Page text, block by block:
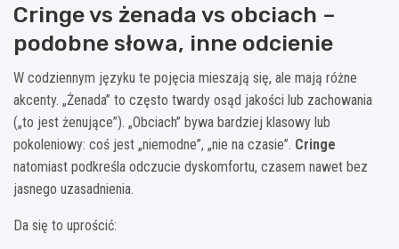
Cringe vs żenada vs obciach –
podobne słowa, inne odcienie
W codziennym języku te pojęcia mieszają się, ale mają różne
akcenty. „Żenada” to często twardy osąd jakości lub zachowania
(„to jest żenujące”). „Obciach” bywa bardziej klasowy lub
pokoleniowy: coś jest „niemodne”, „nie na czasie”. Cringe
natomiast podkreśla odczucie dyskomfortu, czasem nawet bez
jasnego uzasadnienia.
Da się to uprościć: